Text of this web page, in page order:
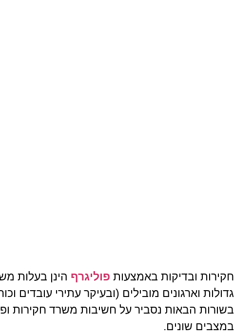
חקירות ובדיקות באמצעות פוליגרף הינן בעלות
גדולות וארגונים מובילים (ובעיקר עתירי עובדים
בשורות הבאות נסביר על חשיבות משרד חקירות
במצבים שונים.